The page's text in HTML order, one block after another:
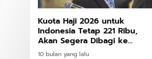
Kuota Haji 2026 untuk
Indonesia Tetap 221 Ribu,
Akan Segera Dibagi ke
Provinsi
10 bulan yang lalu